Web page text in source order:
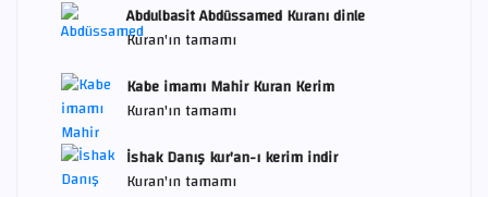
Abdulbasit Abdüssamed Kuranı dinle
Kuran'ın tamamı
Kabe imamı Mahir Kuran Kerim
Kuran'ın tamamı
İshak Danış kur'an-ı kerim indir
Kuran'ın tamamı